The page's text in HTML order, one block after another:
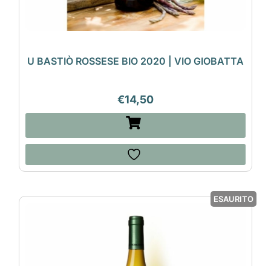
U BASTIÒ ROSSESE BIO 2020 | VIO GIOBATTA
€14,50
ESAURITO